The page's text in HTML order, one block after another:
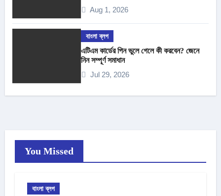
Aug 1, 2026
বাংলা ব্লগ
এটিএম কার্ডের পিন ভুলে গেলে কী করবেন? জেনে
নিন সম্পূর্ণ সমাধান
Jul 29, 2026
You Missed
বাংলা ব্লগ